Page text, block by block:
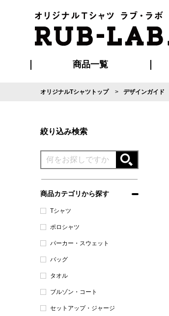
商品一覧
オリジナルTシャツトップ デザインガイド
絞り込み検索
商品カテゴリから探す
Tシャツ
ポロシャツ
パーカー・スウェット
バッグ
タオル
ブルゾン・コート
セットアップ・ジャージ